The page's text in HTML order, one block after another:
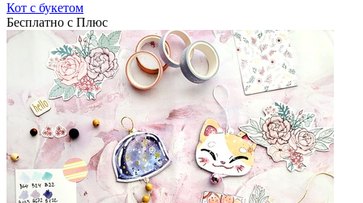
Кот с букетом
Бесплатно с Плюс